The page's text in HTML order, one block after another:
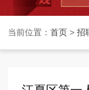
当前位置：首页 >招